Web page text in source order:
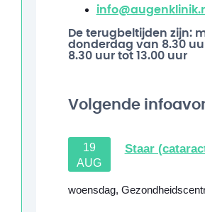
De terugbeltijden zijn:
donderdag van 8.30
8.30 uur tot 13.00 uur
Volgende
19
AUG
Staar
woensdag,